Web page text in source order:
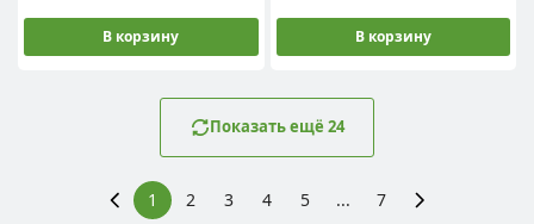
В корзину В корзину
Показать ещё 24
1 2 3 4 5 ... 7